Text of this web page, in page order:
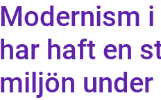
Modernism
har haft en
miljön